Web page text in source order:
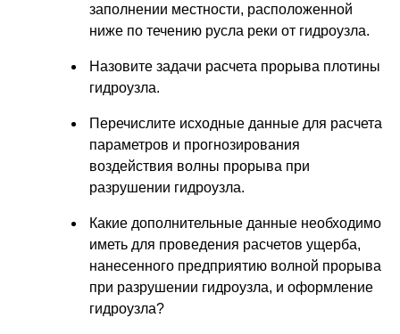
заполнении местности, расположенной
ниже по течению русла реки от гидроузла.
Назовите задачи расчета прорыва плотины
гидроузла.
Перечислите исходные данные для расчета
параметров и прогнозирования
воздействия волны прорыва при
разрушении гидроузла.
Какие дополнительные данные необходимо
иметь для проведения расчетов ущерба,
нанесенного предприятию волной прорыва
при разрушении гидроузла, и оформление
гидроузла?